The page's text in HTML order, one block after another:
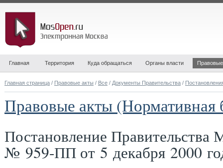
Главная Территория Куда обращаться Органы власти
Главная страница / Правовые акты / Все / Документы Правительства /
Правовые акты (Нормативная
Постановление Правительства
№ 959-ПП от 5 декабря 2000